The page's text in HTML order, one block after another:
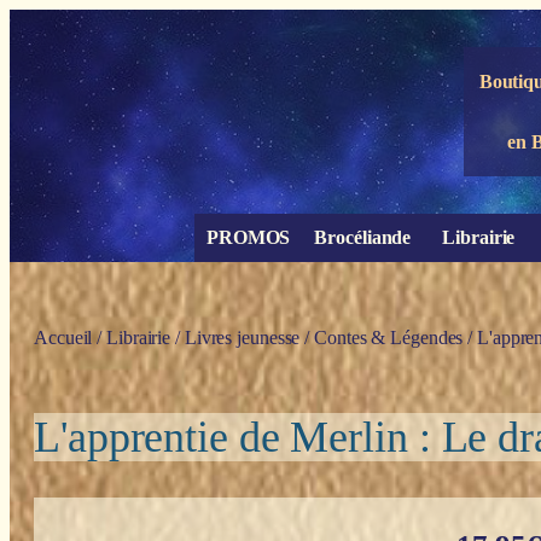
Panneau de gestion des cookies
en
PROMOS Brocéliande Librairie
Accueil /Librairie /Livres jeunesse /Contes & Légendes/
L'apprentie de Merlin : Le